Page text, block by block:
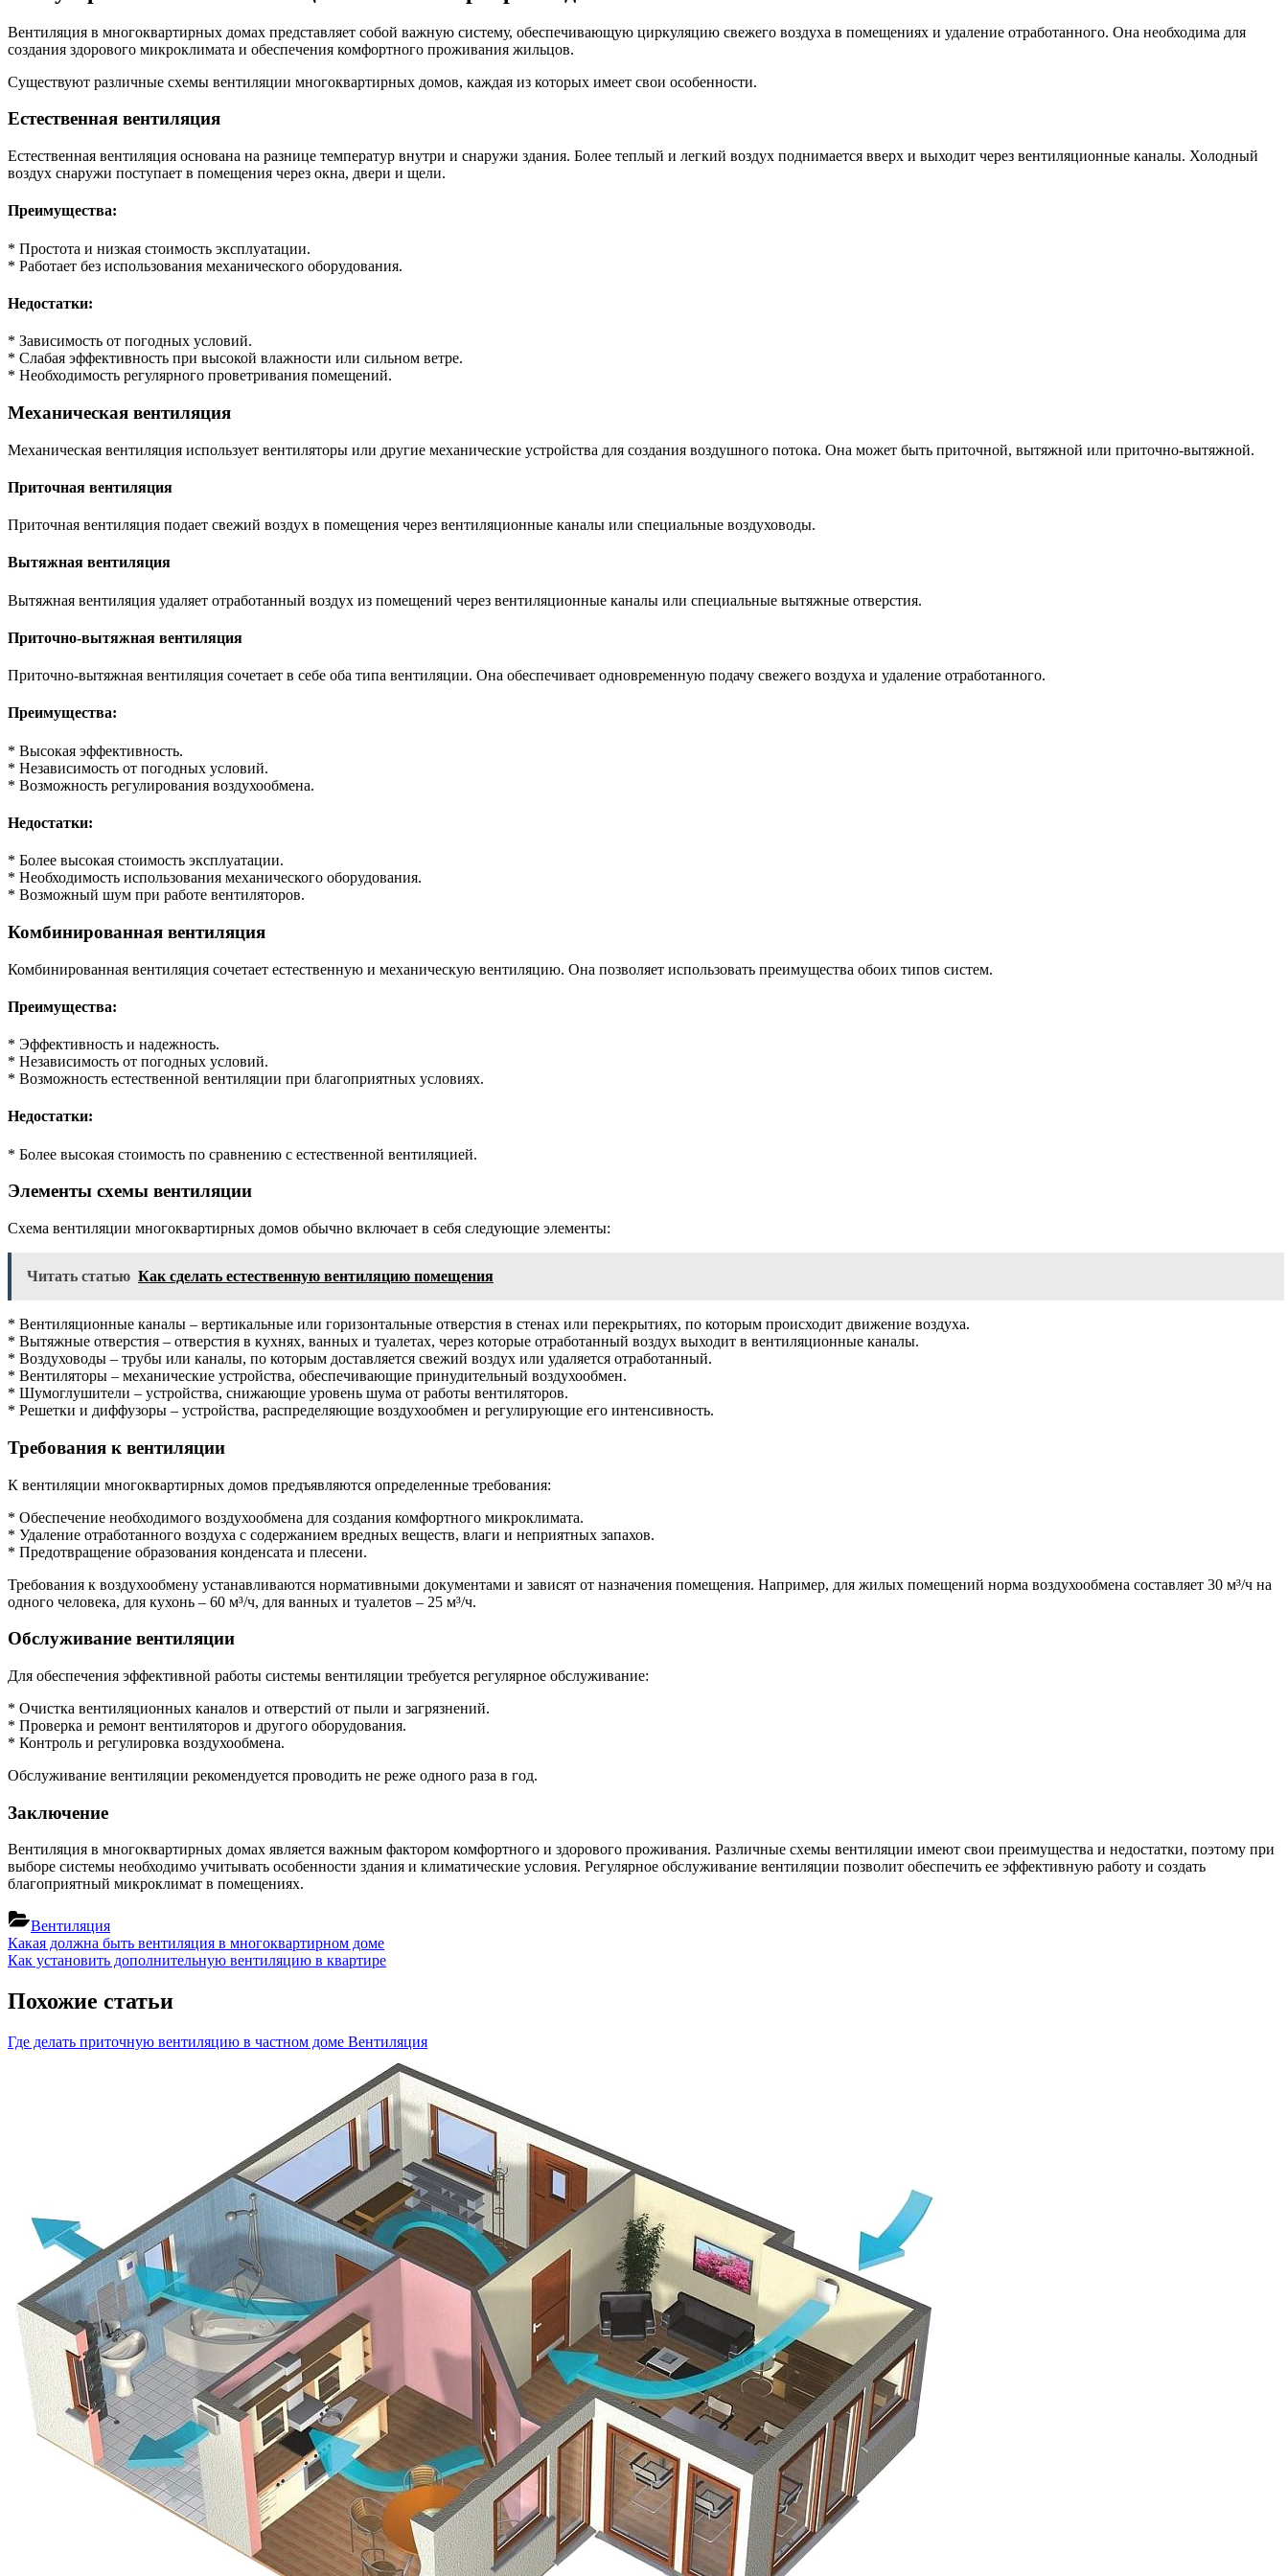
вентиляции
многоквартирных
Вентиляция в многоквартирных домах представляет собой важную систему, обеспечивающую циркуляцию свежего воздуха в помещениях и удаление отработанного. Она необходима для
создания здорового микроклимата и обеспечения комфортного проживания жильцов.
Существуют различные схемы вентиляции многоквартирных домов, каждая из которых имеет свои особенности.
Естественная вентиляция
Естественная вентиляция основана на разнице температур внутри и снаружи здания. Более теплый и легкий воздух поднимается вверх и выходит через вентиляционные каналы. Холодный
воздух снаружи поступает в помещения через окна, двери и щели.
Преимущества:
* Простота и низкая стоимость эксплуатации.
* Работает без использования механического оборудования.
Недостатки:
* Зависимость от погодных условий.
* Слабая эффективность при высокой влажности или сильном ветре.
* Необходимость регулярного проветривания помещений.
Механическая вентиляция
Механическая вентиляция использует вентиляторы или другие механические устройства для создания воздушного потока. Она может быть приточной, вытяжной или приточно-вытяжной.
Приточная вентиляция
Приточная вентиляция подает свежий воздух в помещения через вентиляционные каналы или специальные воздуховоды.
Вытяжная вентиляция
Вытяжная вентиляция удаляет отработанный воздух из помещений через вентиляционные каналы или специальные вытяжные отверстия.
Приточно-вытяжная вентиляция
Приточно-вытяжная вентиляция сочетает в себе оба типа вентиляции. Она обеспечивает одновременную подачу свежего воздуха и удаление отработанного.
Преимущества:
* Высокая эффективность.
* Независимость от погодных условий.
* Возможность регулирования воздухообмена.
Недостатки:
* Более высокая стоимость эксплуатации.
* Необходимость использования механического оборудования.
* Возможный шум при работе вентиляторов.
Комбинированная вентиляция
Комбинированная вентиляция сочетает естественную и механическую вентиляцию. Она позволяет использовать преимущества обоих типов систем.
Преимущества:
* Эффективность и надежность.
* Независимость от погодных условий.
* Возможность естественной вентиляции при благоприятных условиях.
Недостатки:
* Более высокая стоимость по сравнению с естественной вентиляцией.
Элементы схемы вентиляции
Схема вентиляции многоквартирных домов обычно включает в себя следующие элементы:
Читать статью Как сделать естественную вентиляцию помещения
* Вентиляционные каналы – вертикальные или горизонтальные отверстия в стенах или перекрытиях, по которым происходит движение воздуха.
* Вытяжные отверстия – отверстия в кухнях, ванных и туалетах, через которые отработанный воздух выходит в вентиляционные каналы.
* Воздуховоды – трубы или каналы, по которым доставляется свежий воздух или удаляется отработанный.
* Вентиляторы – механические устройства, обеспечивающие принудительный воздухообмен.
* Шумоглушители – устройства, снижающие уровень шума от работы вентиляторов.
* Решетки и диффузоры – устройства, распределяющие воздухообмен и регулирующие его интенсивность.
Требования к вентиляции
К вентиляции многоквартирных домов предъявляются определенные требования:
* Обеспечение необходимого воздухообмена для создания комфортного микроклимата.
* Удаление отработанного воздуха с содержанием вредных веществ, влаги и неприятных запахов.
* Предотвращение образования конденсата и плесени.
Требования к воздухообмену устанавливаются нормативными документами и зависят от назначения помещения. Например, для жилых помещений норма воздухообмена составляет 30 м³/ч на
одного человека, для кухонь – 60 м³/ч, для ванных и туалетов – 25 м³/ч.
Обслуживание вентиляции
Для обеспечения эффективной работы системы вентиляции требуется регулярное обслуживание:
* Очистка вентиляционных каналов и отверстий от пыли и загрязнений.
* Проверка и ремонт вентиляторов и другого оборудования.
* Контроль и регулировка воздухообмена.
Обслуживание вентиляции рекомендуется проводить не реже одного раза в год.
Заключение
Вентиляция в многоквартирных домах является важным фактором комфортного и здорового проживания. Различные схемы вентиляции имеют свои преимущества и недостатки, поэтому при
выборе системы необходимо учитывать особенности здания и климатические условия. Регулярное обслуживание вентиляции позволит обеспечить ее эффективную работу и создать
благоприятный микроклимат в помещениях.
Вентиляция
Навигация
по
записям
Previous
Post:
Какая должна быть вентиляция в многоквартирном доме
Next
Как установить дополнительную вентиляцию в квартире
Похожие статьи
Где делать приточную вентиляцию в частном доме Вентиляция